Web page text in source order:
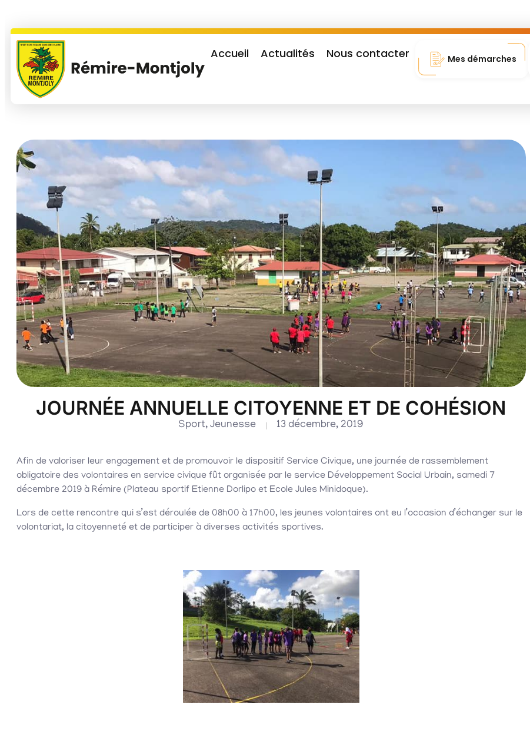
Accueil Actualités Nous contacter Mes démarches
JOURNÉE ANNUELLE CITOYENNE ET DE COHÉSION
Sport,Jeunesse 13 décembre, 2019
Afin de valoriser leur engagement et de promouvoir le dispositif Service Civique, une journée de rassemblement
obligatoire des volontaires en service civique fût organisée par le service Développement Social Urbain, samedi 7
décembre 2019 à Rémire (Plateau sportif Etienne Dorlipo et Ecole Jules Minidoque).
Lors de cette rencontre qui s’est déroulée de 08h00 à 17h00, les jeunes volontaires ont eu l’occasion d’échanger sur le
volontariat, la citoyenneté et de participer à diverses activités sportives.